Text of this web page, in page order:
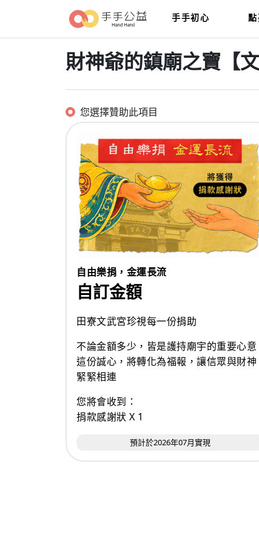
手手初心
財神爺的鎮廟之寶【
您選擇贊助此項目
自由樂捐，金運長流
自訂金額
田寮文武宮珍視每一份捐助
不論金額多少，皆是護持廟宇的重要心意
這份誠心，將轉化為福報，讓信眾與財神
緊緊相連
您將會收到：
捐款感謝狀 X 1
預計於2026年07月實現